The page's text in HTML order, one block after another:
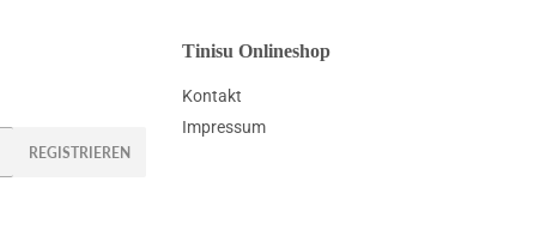
REGISTRIEREN
Tinisu Onlineshop
Kontakt
Impressum